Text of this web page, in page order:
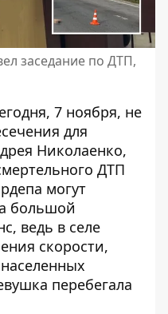
заседание по ДТП,
7 ноября, не
для
Николаенко,
ДТП
могут
большой
ведь в селе
скорости,
перебегала